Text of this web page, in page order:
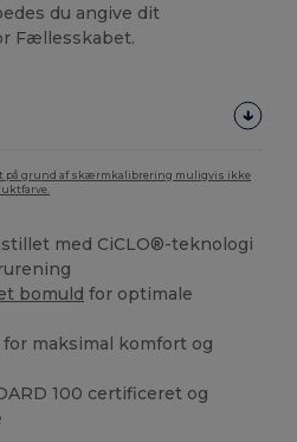
du angive dit
Fællesskabet.
på grund af skærmkalibrering muligvis ikke
med CiCLO®-teknologi
bomuld for optimale
maksimal komfort og
100 certificeret og